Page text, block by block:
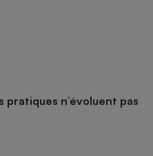
pratiques n’évoluent pas